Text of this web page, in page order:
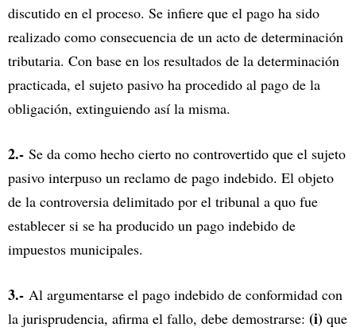
discutido en el proceso. Se infiere que el pago ha sido
realizado como consecuencia de un acto de determinación
tributaria. Con base en los resultados de la determinación
practicada, el sujeto pasivo ha procedido al pago de la
obligación, extinguiendo así la misma.
2.- Se da como hecho cierto no controvertido que el sujeto
pasivo interpuso un reclamo de pago indebido. El objeto
de la controversia delimitado por el tribunal a quo fue
establecer si se ha producido un pago indebido de
impuestos municipales.
3.- Al argumentarse el pago indebido de conformidad con
la jurisprudencia, afirma el fallo, debe demostrarse: (i) que